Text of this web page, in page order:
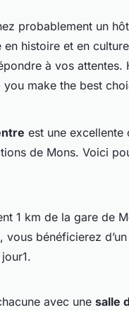
probablement un
histoire et en
à vos attentes.
make the best
est une
de Mons. Voici
1 km de la gare de
bénéficierez
avec une salle